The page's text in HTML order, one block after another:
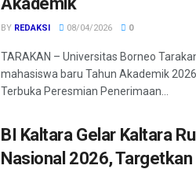
BY REDAKSI 08/04/2026 0
TARAKAN – Universitas Borneo
mahasiswa baru Tahun Akademik
Terbuka Peresmian Penerimaan...
BI Kaltara Gelar Kaltara
Nasional 2026,